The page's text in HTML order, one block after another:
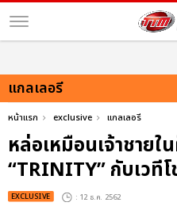
แกลเลอรี
หน้าแรก exclusive แกลเลอรี
หล่อเหมือนเจ้าชาย
“TRINITY” กับเวที
EXCLUSIVE : 12 ธ.ค. 2562